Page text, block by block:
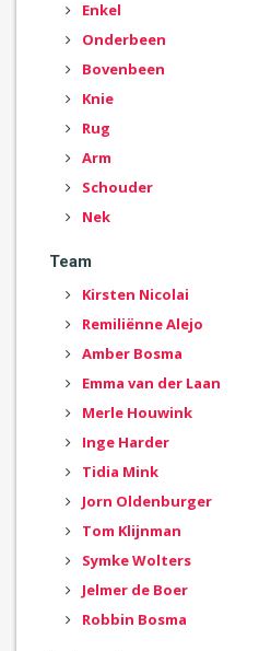
Enkel
Onderbeen
Bovenbeen
Knie
Rug
Arm
Schouder
Nek
Team
Kirsten Nicolai
Remiliënne Alejo
Amber Bosma
Emma van der Laan
Merle Houwink
Inge Harder
Tidia Mink
Jorn Oldenburger
Tom Klijnman
Symke Wolters
Jelmer de Boer
Robbin Bosma